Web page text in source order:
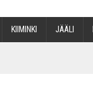
KII­MIN­KI JÄÄ­LI